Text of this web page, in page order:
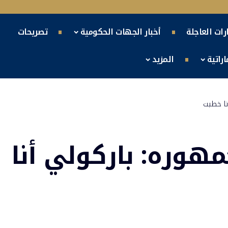
العاجلة أخبار الجهات الحكومية
تصريحات
المزيد
خطبت
باركولي أنا